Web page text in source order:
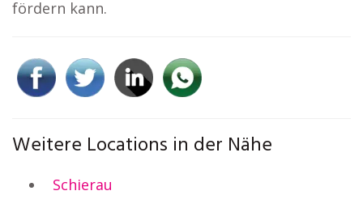
fördern kann.
Weitere Locations in der Nähe
Schierau